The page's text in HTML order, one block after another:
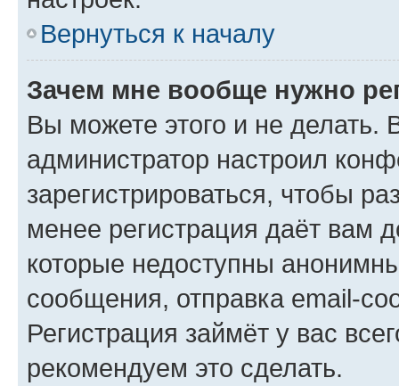
Вернуться к началу
Зачем мне вообще нужно
Вы можете этого и не делать.
администратор настроил
зарегистрироваться, чтобы
менее регистрация даёт вам
которые недоступны
сообщения, отправка email-
Регистрация займёт у вас
рекомендуем это сделать.